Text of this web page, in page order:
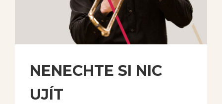
NENECHTE SI NIC
UJÍT